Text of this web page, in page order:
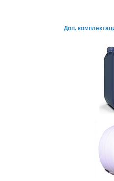
Доп.